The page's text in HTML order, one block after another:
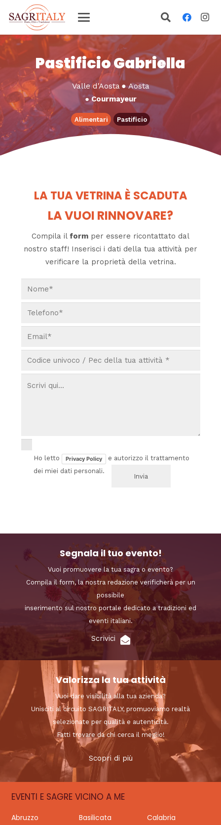
Pastificio Gabriella
Valle d'Aosta ●Aosta
●Courmayeur
Alimentari Pastificio
LA TUA VETRINA È SCADUTA
LA VUOI RINNOVARE?
Compila il form per essere ricontattato dal
nostro staff! Inserisci i dati della tua attività per
verificare la proprietà della vetrina.
Ho letto Privacy Policy
e autorizzo il trattamento
dei miei dati personali.
Segnala il tuo evento!
Vuoi promuovere la tua sagra o evento?
Compila il form, la nostra redazione verificherà per un
possibile
inserimento sul nostro portale dedicato a tradizioni ed
eventi italiani.
Scrivici
Valorizza la tua attività
Vuoi dare visibilità alla tua azienda?
Unisciti al circuito SAGRITALY, promuoviamo realtà
selezionate per qualità e autenticità.
Fatti trovare da chi cerca il meglio!
Scopri di più
EVENTI E SAGRE VICINO A ME
Abruzzo Basilicata
Calabria